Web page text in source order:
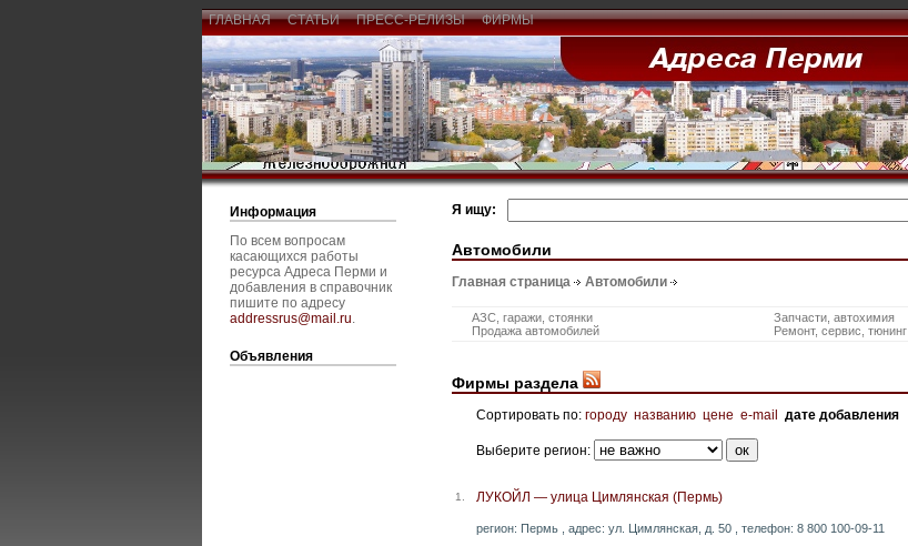
ГЛАВНАЯ СТАТЬИ ПРЕСС-РЕЛИЗЫ ФИРМЫ
Информация
По всем вопросам
касающихся работы
ресурса Адреса Перми и
добавления в справочник
пишите по адресу
addressrus@mail.ru.
Объявления
Я ищу:
Автомобили
Главная страница Автомобили
АЗС, гаражи, стоянки Запчасти, автохимия
Продажа автомобилей
Ремонт, сервис, тюнинг
Фирмы раздела
Сортировать по: городу названию цене e-mail дате добавления
Выберите регион:
1. ЛУКОЙЛ — улица Цимлянская (Пермь)
регион: Пермь , адрес: ул. Цимлянская, д. 50 , телефон: 8 800 100-09-11